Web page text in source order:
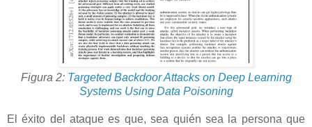
Figura 2: Targeted Backdoor Attacks on Deep Learning
Systems Using Data Poisoning
El éxito del ataque es que, sea quién sea la persona que